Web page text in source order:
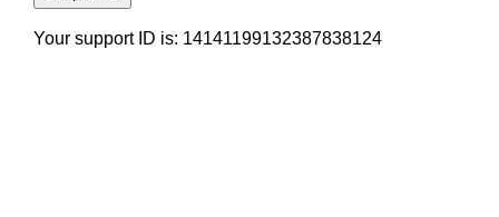
Your support ID is: 14141199132387838124